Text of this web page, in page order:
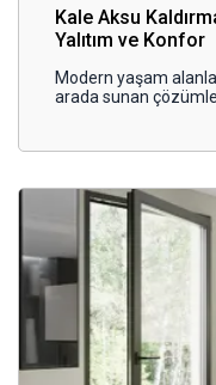
Kale Aksu
Yalıtım ve Konfor
Modern yaşam
arada sunan